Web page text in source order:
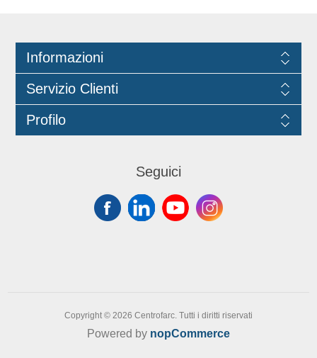
Informazioni
Servizio Clienti
Profilo
Seguici
Copyright © 2026 Centrofarc. Tutti i diritti riservati
Powered by nopCommerce